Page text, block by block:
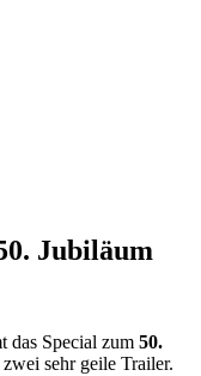
Jubiläum
das Special zum 50.
sehr geile Trailer.